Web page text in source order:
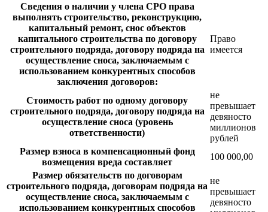
Сведения о наличии у члена СРО права
выполнять строительство, реконструкцию,
капитальный ремонт, снос объектов
капитального строительства по договору
строительного подряда, договору подряда на
осуществление сноса, заключаемым с
использованием конкурентных способов
заключения договоров:
Право
имеется
Стоимость работ по одному договору
строительного подряда, договору подряда на
осуществление сноса (уровень
ответственности)
не
превышает
девяносто
миллионов
рублей
Размер взноса в компенсационный фонд
возмещения вреда составляет
100 000,00
Размер обязательств по договорам
строительного подряда, договорам подряда на
осуществление сноса, заключаемым с
использованием конкурентных способов
не
превышает
девяносто